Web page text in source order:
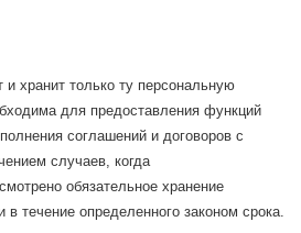
хранит только ту персональную
для предоставления функций
соглашений и договоров с
случаев, когда
обязательное хранение
течение определенного законом срока.